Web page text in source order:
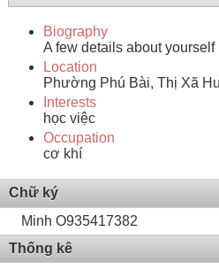
Biography
A few details about yourself
Location
Phường Phú Bài, Thị Xã
Interests
học việc
Occupation
cơ khí
Chữ ký
Minh O935417382
Thống kê